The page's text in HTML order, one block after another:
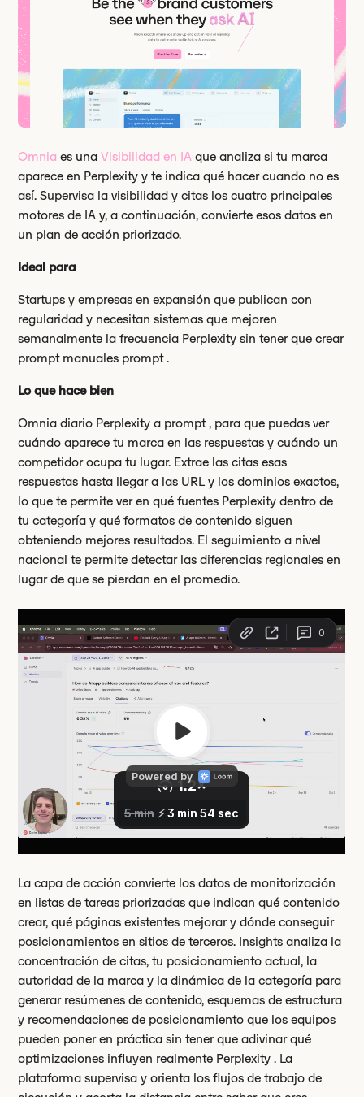
Omnia es unaVisibilidad en IAque analiza si tu marca
aparece en Perplexity y te indica qué hacer cuando no es
así. Supervisa la visibilidad y citas los cuatro principales
motores de IA y, a continuación, convierte esos datos en
un plan de acción priorizado.
Ideal para
Startups y empresas en expansión que publican con
regularidad y necesitan sistemas que mejoren
semanalmente la frecuencia Perplexity sin tener que crear
prompt manuales prompt .
Lo que hace bien
Omnia diario Perplexity a prompt , para que puedas ver
cuándo aparece tu marca en las respuestas y cuándo un
competidor ocupa tu lugar. Extrae las citas esas
respuestas hasta llegar a las URL y los dominios exactos,
lo que te permite ver en qué fuentes Perplexity dentro de
tu categoría y qué formatos de contenido siguen
obteniendo mejores resultados. El seguimiento a nivel
nacional te permite detectar las diferencias regionales en
lugar de que se pierdan en el promedio.
La capa de acción convierte los datos de monitorización
en listas de tareas priorizadas que indican qué contenido
crear, qué páginas existentes mejorar y dónde conseguir
posicionamientos en sitios de terceros. Insights analiza la
concentración de citas, tu posicionamiento actual, la
autoridad de la marca y la dinámica de la categoría para
generar resúmenes de contenido, esquemas de estructura
y recomendaciones de posicionamiento que los equipos
pueden poner en práctica sin tener que adivinar qué
optimizaciones influyen realmente Perplexity . La
plataforma supervisa y orienta los flujos de trabajo de